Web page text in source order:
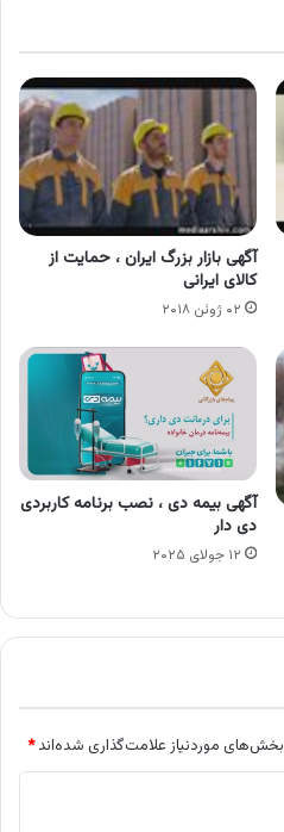
آگهی بازار بزرگ ایران ، حمایت از
کالای ایرانی
۰۲ ژوئن ۲۰۱۸
آگهی بیمه دی ، نصب برنامه کاربردی
دی دار
۱۲ جولای ۲۰۲۵
بخش‌های موردنیاز علامت‌گذاری شده‌اند*